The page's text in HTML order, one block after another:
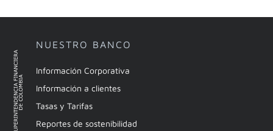
NUESTRO BANCO
Información Corporativa
Información a clientes
Tasas y Tarifas
Reportes de sostenibilidad